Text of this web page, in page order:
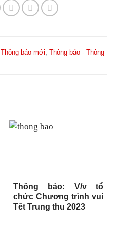
Thông báo mới Thông báo - Thông
Thông báo: V/v tổ
chức Chương trình vui
Tết Trung thu 2023